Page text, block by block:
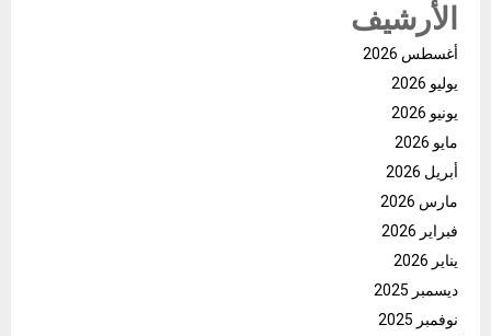
الأرشيف
أغسطس 2026
يوليو 2026
يونيو 2026
مايو 2026
أبريل 2026
مارس 2026
فبراير 2026
يناير 2026
ديسمبر 2025
نوفمبر 2025